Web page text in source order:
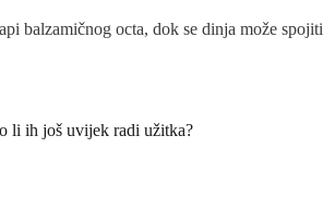
balzamičnog octa, dok se dinja može
li ih još uvijek radi užitka?